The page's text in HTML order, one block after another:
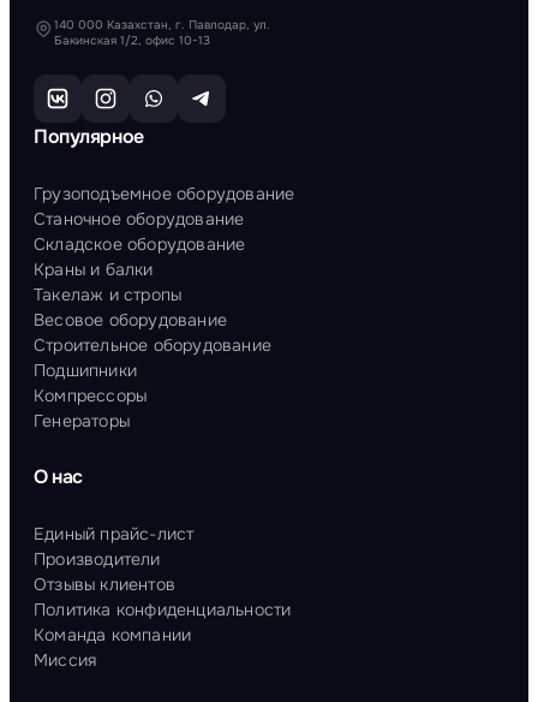
140 000 Казахстан, г. Павлодар, ул.
Бакинская 1/2, офис 10-13
Популярное
Грузоподъемное оборудование
Станочное оборудование
Складское оборудование
Краны и балки
Такелаж и стропы
Весовое оборудование
Строительное оборудование
Подшипники
Компрессоры
Генераторы
О нас
Единый прайс-лист
Производители
Отзывы клиентов
Политика конфиденциальности
Команда компании
Миссия